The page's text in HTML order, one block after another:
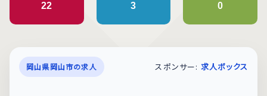
22
3
0
岡山県岡山市の求人 スポンサー: 求人ボックス